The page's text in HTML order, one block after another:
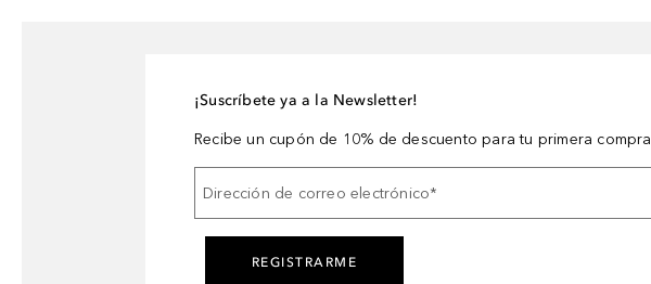
¡Suscríbete ya a la Newsletter!
Recibe un cupón de 10% de descuento para tu primera compra
Dirección de correo electrónico*
REGISTRARME